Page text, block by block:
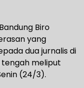
Biro
yang
dua jurnalis di
tengah meliput
(24/3).